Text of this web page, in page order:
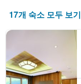
17개 숙소 모두 보기